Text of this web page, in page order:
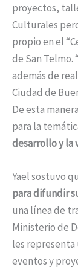
proyectos,
Culturales
propio en el
de San Telmo.
además de
Ciudad de
De esta
para la
desarrollo y la
Yael sostuvo
para difundir
una línea de
Ministerio de
les representa
eventos y